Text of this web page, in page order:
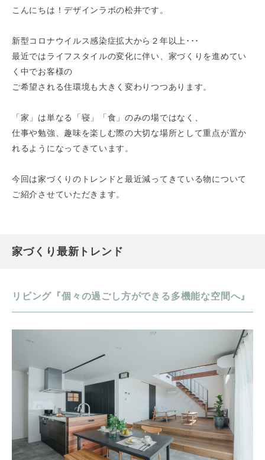
こんにちは！デザインラボの松井です。
新型コロナウイルス感染症拡大から２年以上･･･
最近ではライフスタイルの変化に伴い、家づくりを進めてい
く中でお客様の
ご希望される住環境も大きく変わりつつあります。
「家」は単なる「寝」「食」のみの場ではなく、
仕事や勉強、趣味を楽しむ際の大切な場所として重点が置か
れるようになってきています。
今回は家づくりのトレンドと最近減ってきている物について
ご紹介させていただきます。
家づくり最新トレンド
リビング『個々の過ごし方ができる多機能な空間へ』